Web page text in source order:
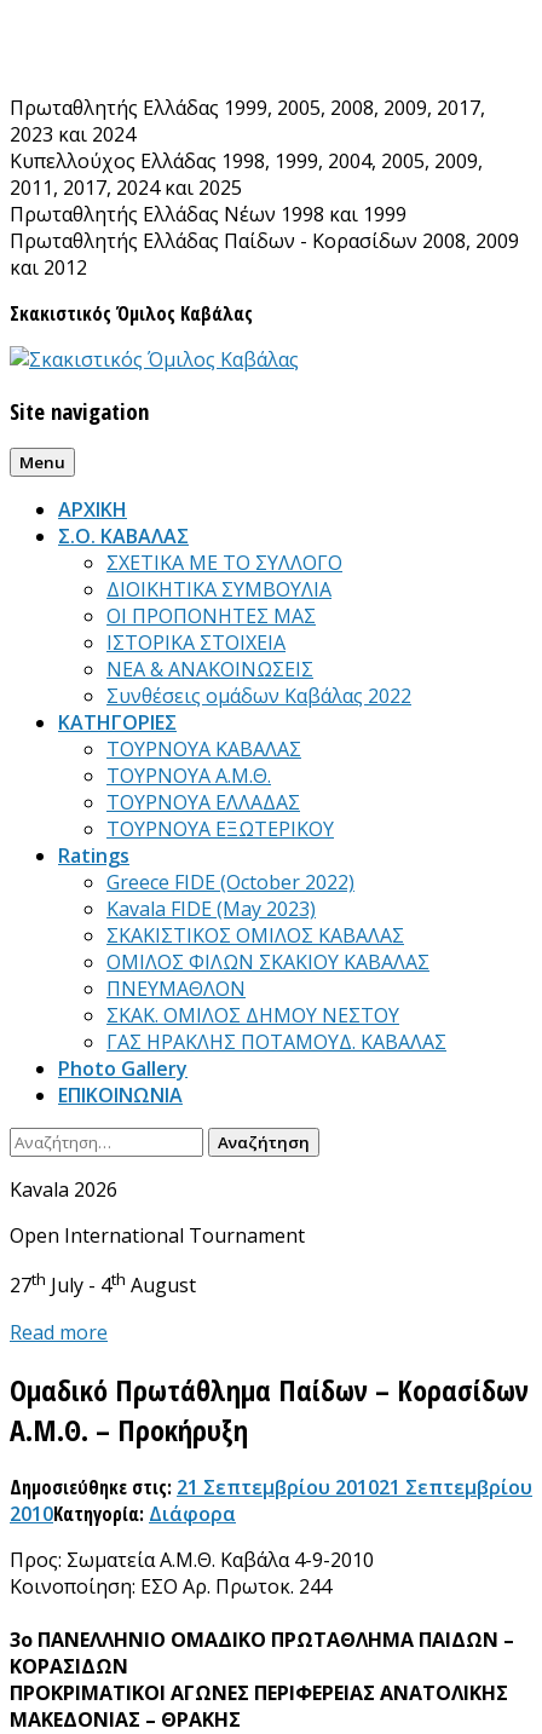
Πρωταθλητής Ελλάδας 1999, 2005, 2008, 2009, 2017,
2023 και 2024
Κυπελλούχος Ελλάδας 1998, 1999, 2004, 2005, 2009,
2011, 2017, 2024 και 2025
Πρωταθλητής Ελλάδας Νέων 1998 και 1999
Πρωταθλητής Ελλάδας Παίδων - Κορασίδων 2008, 2009
και 2012
Σκακιστικός Όμιλος Καβάλας
Site navigation
Menu
ΑΡΧΙΚΗ
Σ.Ο. ΚΑΒΑΛΑΣ
ΣΧΕΤΙΚΑ ΜΕ ΤΟ ΣΥΛΛΟΓΟ
ΔΙΟΙΚΗΤΙΚΑ ΣΥΜΒΟΥΛΙΑ
ΟΙ ΠΡΟΠΟΝΗΤΕΣ ΜΑΣ
ΙΣΤΟΡΙΚΑ ΣΤΟΙΧΕΙΑ
ΝΕΑ & ΑΝΑΚΟΙΝΩΣΕΙΣ
Συνθέσεις ομάδων Καβάλας 2022
ΚΑΤΗΓΟΡΙΕΣ
ΤΟΥΡΝΟΥΑ ΚΑΒΑΛΑΣ
ΤΟΥΡΝΟΥΑ Α.Μ.Θ.
ΤΟΥΡΝΟΥΑ ΕΛΛΑΔΑΣ
ΤΟΥΡΝΟΥΑ ΕΞΩΤΕΡΙΚΟΥ
Ratings
Greece FIDE (October 2022)
Kavala FIDE (May 2023)
ΣΚΑΚΙΣΤΙΚΟΣ ΟΜΙΛΟΣ ΚΑΒΑΛΑΣ
ΟΜΙΛΟΣ ΦΙΛΩΝ ΣΚΑΚΙΟΥ ΚΑΒΑΛΑΣ
ΠΝΕΥΜΑΘΛΟΝ
ΣΚΑΚ. ΟΜΙΛΟΣ ΔΗΜΟΥ ΝΕΣΤΟΥ
ΓΑΣ ΗΡΑΚΛΗΣ ΠΟΤΑΜΟΥΔ. ΚΑΒΑΛΑΣ
Photo Gallery
ΕΠΙΚΟΙΝΩΝΙΑ
Αναζήτηση
Kavala 2026
Open International Tournament
27th July - 4th August
Read more
Ομαδικό Πρωτάθλημα Παίδων – Κορασίδων
Α.Μ.Θ. – Προκήρυξη
Δημοσιεύθηκε στις: 21 Σεπτεμβρίου 201021 Σεπτεμβρίου
2010Κατηγορία: Διάφορα
Προς: Σωματεία Α.Μ.Θ. Καβάλα 4-9-2010
Κοινοποίηση: ΕΣΟ Αρ. Πρωτοκ. 244
3ο ΠΑΝΕΛΛΗΝΙΟ ΟΜΑΔΙΚΟ ΠΡΩΤΑΘΛΗΜΑ ΠΑΙΔΩΝ –
ΚΟΡΑΣΙΔΩΝ
ΠΡΟΚΡΙΜΑΤΙΚΟΙ ΑΓΩΝΕΣ ΠΕΡΙΦΕΡΕΙΑΣ ΑΝΑΤΟΛΙΚΗΣ
ΜΑΚΕΔΟΝΙΑΣ – ΘΡΑΚΗΣ